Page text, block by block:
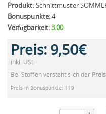
Produkt:Schnittmuster
Bonuspunkte:4
Verfügbarkeit:3.00
Preis: 9,50€
inkl. USt.
Bei Stoffen versteht sich der
Preis in Bonuspunkte: 119